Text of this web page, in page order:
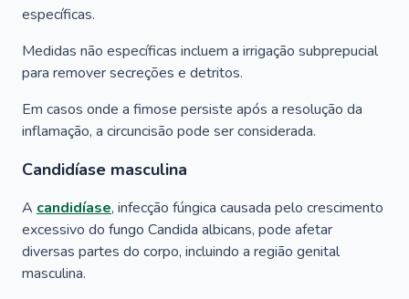
específicas.
Medidas não específicas incluem a irrigação subprepucial
para remover secreções e detritos.
Em casos onde a fimose persiste após a resolução da
inflamação, a circuncisão pode ser considerada.
Candidíase masculina
A candidíase, infecção fúngica causada pelo crescimento
excessivo do fungo Candida albicans, pode afetar
diversas partes do corpo, incluindo a região genital
masculina.